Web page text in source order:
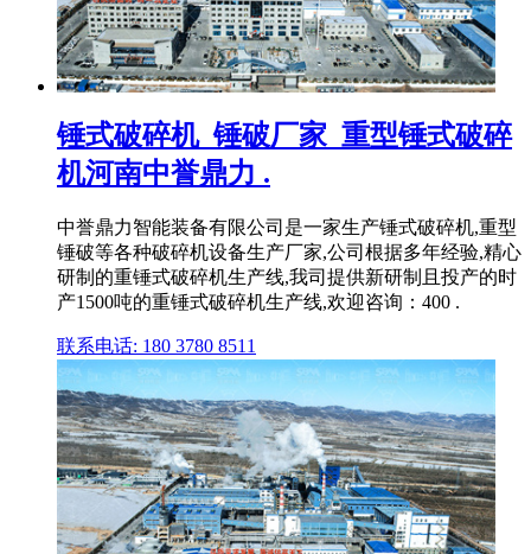
锤式破碎机_锤破厂家_重型锤式破碎
机河南中誉鼎力 .
中誉鼎力智能装备有限公司是一家生产锤式破碎机,重型
锤破等各种破碎机设备生产厂家,公司根据多年经验,精心
研制的重锤式破碎机生产线,我司提供新研制且投产的时
产1500吨的重锤式破碎机生产线,欢迎咨询：400 .
联系电话: 180 3780 8511